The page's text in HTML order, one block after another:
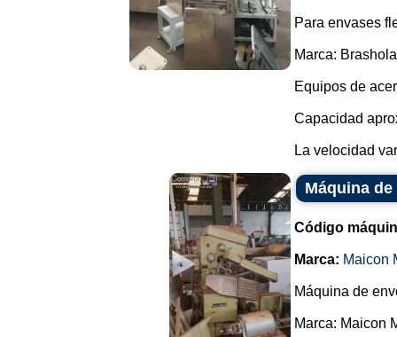
Para envases
Marca:
Equipos de
Capacidad
La velocidad
Máquina
Código
Marca: Maicon
Máquina de
Marca: Maicon